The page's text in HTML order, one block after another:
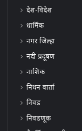
देश-विदेश
धार्मिक
नगर जिल्हा
नदी प्रदूषण
नाशिक
निधन वार्ता
निवड
निवडणूक